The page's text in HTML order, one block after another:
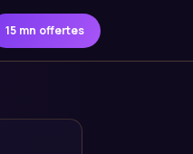
15 mn offertes